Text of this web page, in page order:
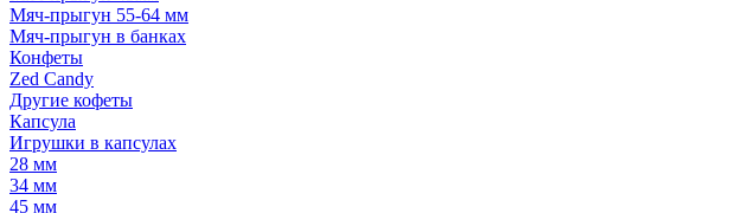
Мяч-прыгун 55-64 мм
Мяч-прыгун в банках
Конфеты
Zed Candy
Другие кофеты
Капсула
Игрушки в капсулах
28 мм
34 мм
45 мм